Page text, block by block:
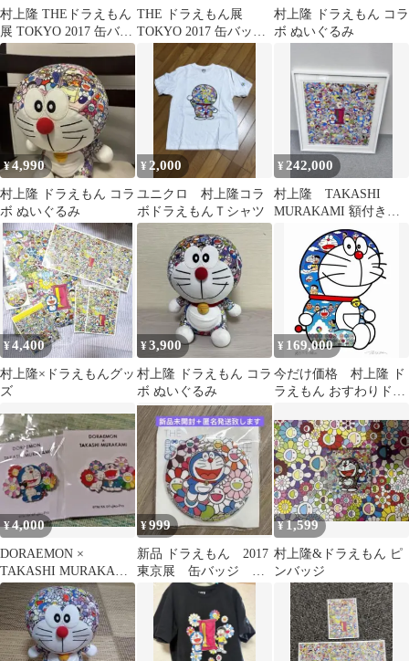
村上隆 THEドラえもん
展 TOKYO 2017 缶バッ
ジ
THE ドラえもん展
TOKYO 2017 缶バッジ
村上隆 ドラえもん コラ
ボ ぬいぐるみ
¥4,990
村上隆 ドラえもん コラ
ボ ぬいぐるみ
¥ 2,000
ユニクロ 村上隆コラ
ボドラえもんＴシャツ
¥ 242,000
村上隆 TAKASHI
MURAKAMI 額付きド
ラえもん どこでもドア
¥4,400
村上隆×ドラえもんグッ
ズ
¥3,900
村上隆 ドラえもん コラ
ボ ぬいぐるみ
¥ 169,000
今だけ価格 村上隆 ド
ラえもん おすわりドラ
り ED300
¥4,000
DORAEMON ×
TAKASHI MURAKAMI
ドラえもん村上隆 バッ
ジ
¥999
新品 ドラえもん 2017
東京展 缶バッジ バ
ッジ ピンズ 村上隆
¥1,599
村上隆&ドラえもん ピ
ンバッジ